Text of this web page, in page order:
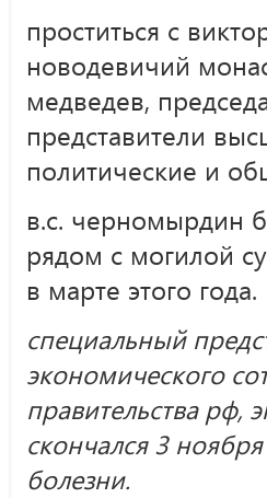
проститься с
новодевичий
медведев,
представители
политические и
в.с. черномырдин
рядом с могилой
в марте этого года.
специальный
экономического
правительства рф,
скончался 3
болезни.